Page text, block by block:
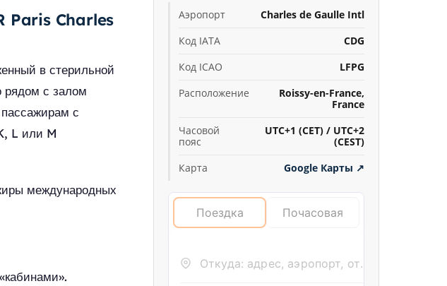
Paris Charles
в стерильной
рядом с залом
с
L или M
международных
Аэропорт
Charles de Gaulle Intl
Код IATA
CDG
Код ICAO
LFPG
Расположение
Roissy-en-France,
France
Часовой
пояс
UTC+1 (CET) / UTC+2
(CEST)
Карта
Google Карты ↗